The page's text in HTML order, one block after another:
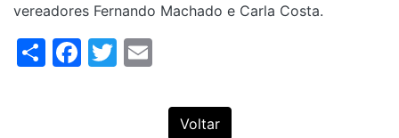
vereadores Fernando Machado e Carla Costa.
ShareFacebook
Twitter
Voltar